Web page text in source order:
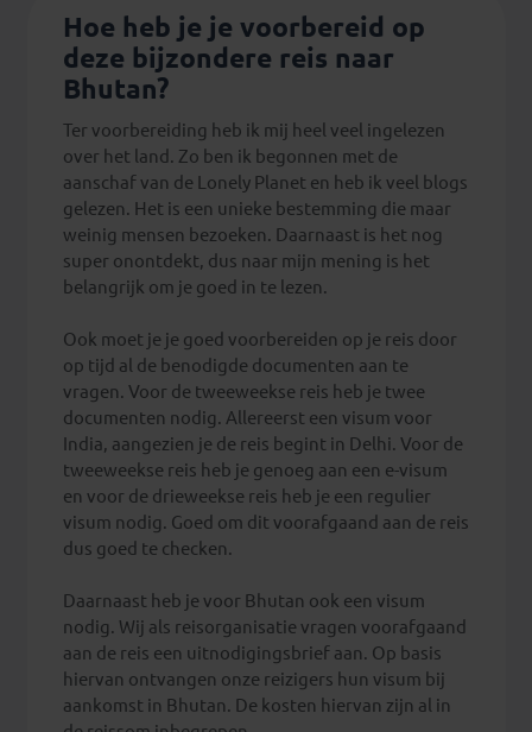
Hoe heb je je voorbereid op
deze bijzondere reis naar
Bhutan?
Ter voorbereiding heb ik mij heel veel ingelezen
over het land. Zo ben ik begonnen met de
aanschaf van de Lonely Planet en heb ik veel blogs
gelezen. Het is een unieke bestemming die maar
weinig mensen bezoeken. Daarnaast is het nog
super onontdekt, dus naar mijn mening is het
belangrijk om je goed in te lezen.
Ook moet je je goed voorbereiden op je reis door
op tijd al de benodigde documenten aan te
vragen. Voor de tweeweekse reis heb je twee
documenten nodig. Allereerst een visum voor
India, aangezien je de reis begint in Delhi. Voor de
tweeweekse reis heb je genoeg aan een e-visum
en voor de drieweekse reis heb je een regulier
visum nodig. Goed om dit voorafgaand aan de reis
dus goed te checken.
Daarnaast heb je voor Bhutan ook een visum
nodig. Wij als reisorganisatie vragen voorafgaand
aan de reis een uitnodigingsbrief aan. Op basis
hiervan ontvangen onze reizigers hun visum bij
aankomst in Bhutan. De kosten hiervan zijn al in